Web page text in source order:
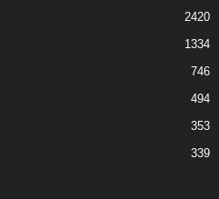
2420
1334
746
494
353
339